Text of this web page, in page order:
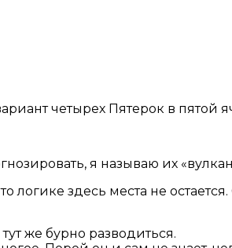
четырех Пятерок в пятой
я называю их
логике здесь места не
же бурно разводиться.